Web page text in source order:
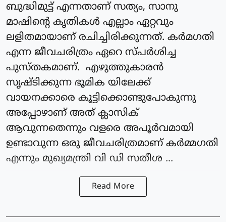
ബുദ്ധിമുട്ട് എന്നതാണ് സത്യം, സാനു
മാഷിന്റെ കൃതികൾ എല്ലാം ഏറ്റവും
ലളിതമായാണ് രചിച്ചിരിക്കുന്നത്. കർമഗതി
എന്ന ജീവചരിത്രം ഏറെ സ്പർശിച്ച
പുസ്തകമാണ്. എഴുത്തുകാരൻ
സൃഷ്ടിക്കുന്ന ഭൂമിക യിലേക്ക്
വായനക്കാരെ കൂട്ടിക്കൊണ്ടുപോകുന്നു
അപ്പോഴാണ് അത് ക്ലാസിക്
ആവുന്നതെന്നും വളരെ അപൂർവമായി
ഉണ്ടാവുന്ന ഒരു ജീവചരിത്രമാണ് കർമ്മഗതി
എന്നും മുഖ്യമന്ത്രി വി ഡി സതീശ ...
Read More